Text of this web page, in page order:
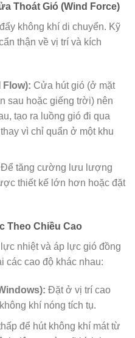
Thoát Gió (Wind Force)
không khí di chuyển. Kỹ
thận về vị trí và kích
Flow): Cửa hút gió (ở mặt
sau hoặc giếng trời) nên
tạo ra luồng gió đi qua
vì chỉ quẩn ở một khu
Để tăng cường lưu lượng
thiết kế lớn hơn hoặc đặt
Theo Chiều Cao
nhiệt và áp lực gió đồng
các cao độ khác nhau:
Đặt ở vị trí cao
khí nóng tích tụ.
để hút không khí mát từ